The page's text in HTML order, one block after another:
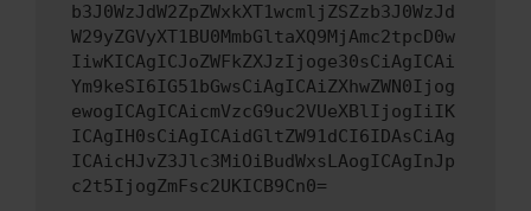
b3J0WzJdW2ZpZWxkXT1wcmljZSZzb3J0WzJd
W29yZGVyXT1BU0MmbGltaXQ9MjAmc2tpcD0w
IiwKICAgICJoZWFkZXJzIjoge30sCiAgICAi
Ym9keSI6IG51bGwsCiAgICAiZXhwZWN0Ijog
ewogICAgICAicmVzcG9uc2VUeXBlIjogIiIK
ICAgIH0sCiAgICAidGltZW91dCI6IDAsCiAg
ICAicHJvZ3Jlc3MiOiBudWxsLAogICAgInJp
c2t5IjogZmFsc2UKICB9Cn0=